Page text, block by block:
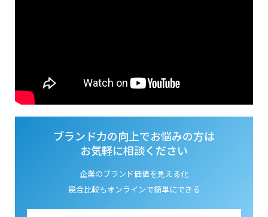
ブランド力の向上でお悩みの方は
お気軽に相談ください
企業のブランド価値を見える化
競合比較もオンラインで簡単にできる